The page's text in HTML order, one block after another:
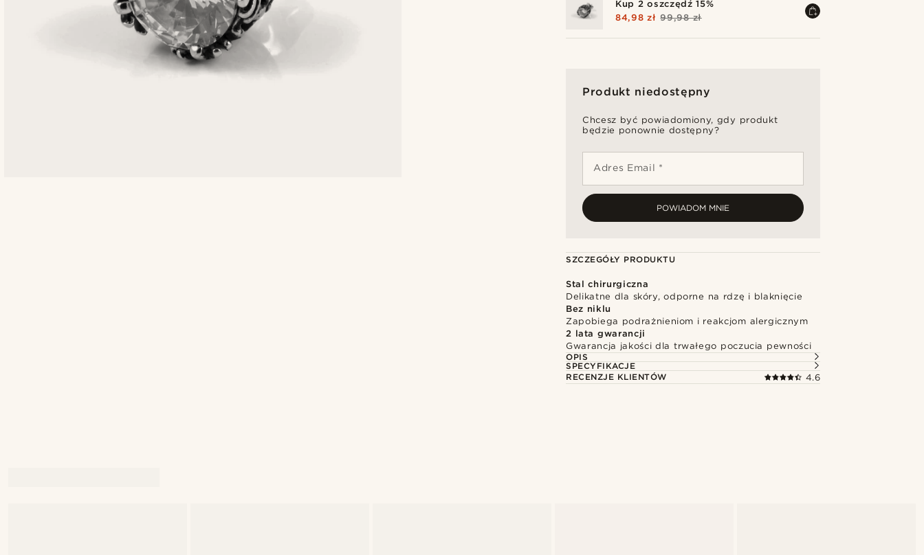
Kup 2 oszczędź 15%
84,98 zł 99,98 zł
Produkt niedostępny
Chcesz być powiadomiony, gdy produkt
będzie ponownie dostępny?
Adres Email *
POWIADOM MNIE
SZCZEGÓŁY PRODUKTU
Stal chirurgiczna
Delikatne dla skóry, odporne na rdzę i blaknięcie
Bez niklu
Zapobiega podrażnieniom i reakcjom alergicznym
2 lata gwarancji
Gwarancja jakości dla trwałego poczucia pewności
OPIS
SPECYFIKACJE
RECENZJE KLIENTÓW
4.6